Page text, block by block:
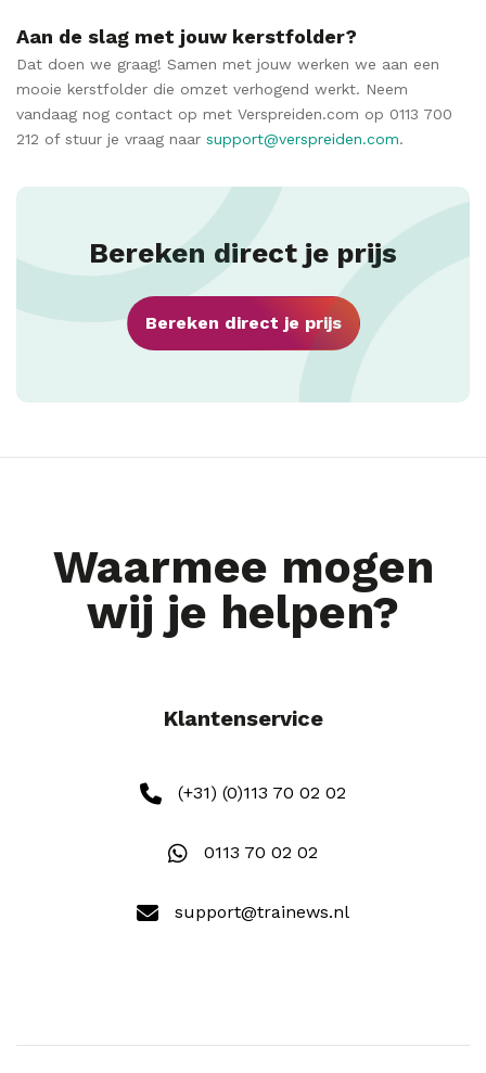
Aan de slag met jouw kerstfolder?
Dat doen we graag! Samen met jouw werken we aan een
mooie kerstfolder die omzet verhogend werkt. Neem
vandaag nog contact op met Verspreiden.com op 0113 700
212 of stuur je vraag naar support@verspreiden.com.
Bereken direct je prijs
Bereken direct je prijs
Waarmee mogen
wij je helpen?
Klantenservice
(+31) (0)113 70 02 02
0113 70 02 02
support@trainews.nl